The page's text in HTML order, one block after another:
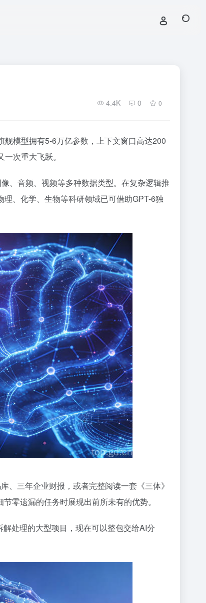
4.4K 0 0
舰模型拥有5-6万亿参数，上下文窗口高达200
次重大飞跃。
、音频、视频等多种数据类型。在复杂逻辑推
、化学、生物等科研领域已可借助GPT-6独
、三年企业财报，或者完整阅读一套《三体》
零遗漏的任务时展现出前所未有的优势。
处理的大型项目，现在可以整包交给AI分